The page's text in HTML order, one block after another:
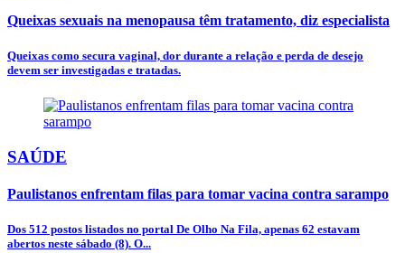
Queixas sexuais na menopausa têm tratamento, diz especialista
Queixas como secura vaginal, dor durante a relação e perda de desejo
devem ser investigadas e tratadas.
SAÚDE
Paulistanos enfrentam filas para tomar vacina contra sarampo
Dos 512 postos listados no portal De Olho Na Fila, apenas 62 estavam
abertos neste sábado (8). O...